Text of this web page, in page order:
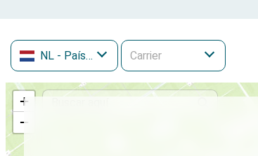
NL - Países Bajos
+
−